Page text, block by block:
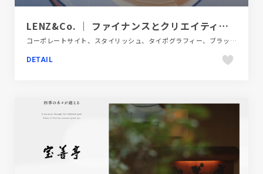
LENZ&Co. ｜ ファイナンスとクリエイティブによって企業価値を最大化するIR CREATIVE FIRM
コーポレートサイト、スタイリッシュ、タイポグラフィー、ブラック系 、モーション多め、金融・法律・人材・専門職
DETAIL